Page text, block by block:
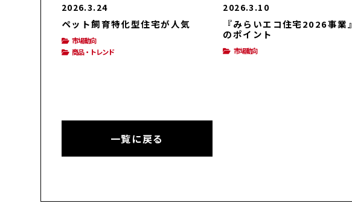
2026.3.24
ペット飼育特化型住宅が人気
市場動向
商品・トレンド
2026.3.10
『みらいエコ住宅2026事業』
のポイント
市場動向
一覧に戻る